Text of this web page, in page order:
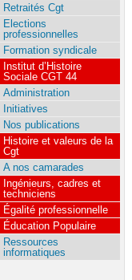
Retraités Cgt
Elections
professionnelles
Formation syndicale
Institut d’Histoire
Sociale CGT 44
Administration
Initiatives
Nos publications
Histoire et valeurs de la
Cgt
A nos camarades
Ingénieurs, cadres et
techniciens
Égalité professionnelle
Éducation Populaire
Ressources
informatiques